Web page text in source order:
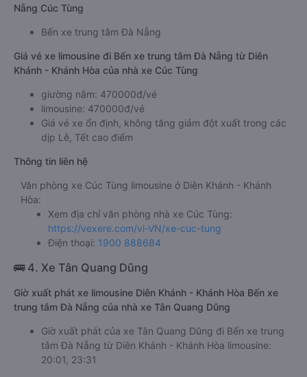
Nẵng Cúc Tùng
Bến xe trung tâm Đà Nẵng
Giá vé xe limousine đi Bến xe trung tâm Đà Nẵng từ Diên
Khánh - Khánh Hòa của nhà xe Cúc Tùng
giường nằm: 470000đ/vé
limousine: 470000đ/vé
Giá vé xe ổn định, không tăng giảm đột xuất trong các
dịp Lễ, Tết cao điểm
Thông tin liên hệ
Văn phòng xe Cúc Tùng limousine ở Diên Khánh - Khánh
Hòa:
Xem địa chỉ văn phòng nhà xe Cúc Tùng:
https://vexere.com/vi-VN/xe-cuc-tung
Điện thoại: 1900 888684
🚌 4. Xe Tân Quang Dũng
Giờ xuất phát xe limousine Diên Khánh - Khánh Hòa Bến xe
trung tâm Đà Nẵng của nhà xe Tân Quang Dũng
Giờ xuất phát của xe Tân Quang Dũng đi Bến xe trung
tâm Đà Nẵng từ Diên Khánh - Khánh Hòa limousine:
20:01, 23:31